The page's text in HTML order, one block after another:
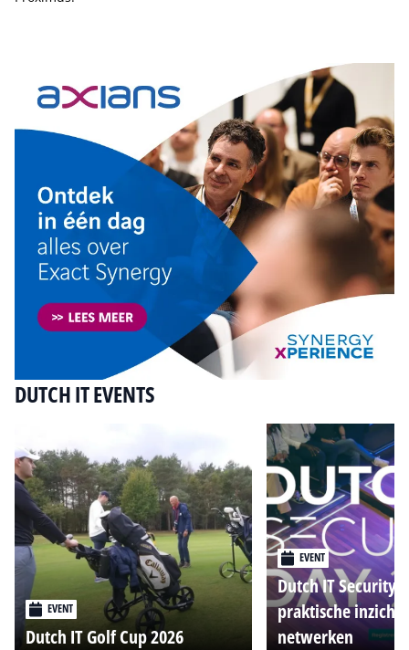
DUTCH IT EVENTS
EVENT
Dutch IT Golf Cup 2026
EVENT
Dutch IT Security
praktische
netwerken